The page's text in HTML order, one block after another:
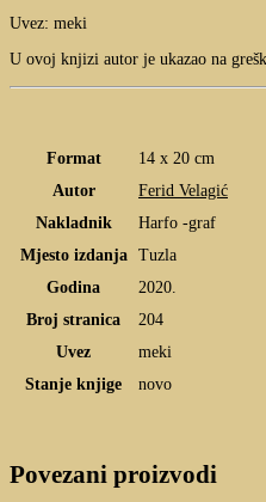
Uvez: meki
U ovoj knjizi autor je ukazao na
Format
14 x 20 cm
Autor
Ferid Velagić
Nakladnik
Harfo -graf
Mjesto izdanja
Tuzla
Godina
2020.
Broj stranica
204
Uvez
meki
Stanje knjige
novo
Povezani proizvodi